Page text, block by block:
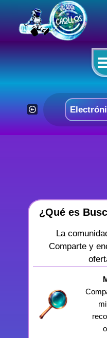
contenido
¿Qué es
La
Comparte y